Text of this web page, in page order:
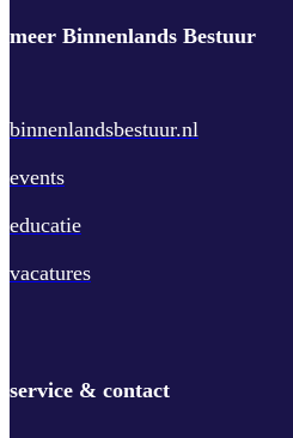
meer Binnenlands Bestuur
binnenlandsbestuur.nl
events
educatie
vacatures
service & contact